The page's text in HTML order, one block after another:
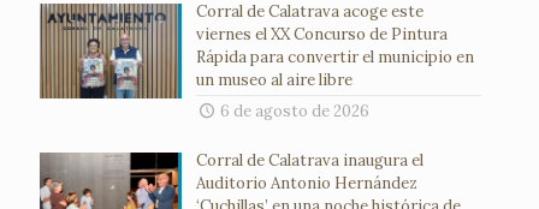
Corral de Calatrava acoge este
viernes el XX Concurso de Pintura
Rápida para convertir el municipio en
un museo al aire libre
6 de agosto de 2026
Corral de Calatrava inaugura el
Auditorio Antonio Hernández